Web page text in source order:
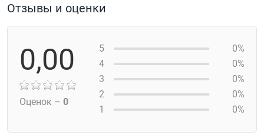
Отзывы и оценки
0,00
Оценок – 0
5
0%
4
0%
3
0%
2
0%
1
0%